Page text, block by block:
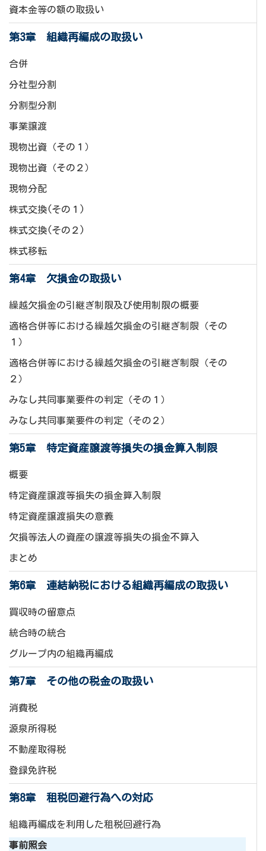
資本金等の額の取扱い
第3章 組織再編成の取扱い
合併
分社型分割
分割型分割
事業譲渡
現物出資（その１）
現物出資（その２）
現物分配
株式交換(その１)
株式交換(その２)
株式移転
第4章 欠損金の取扱い
繰越欠損金の引継ぎ制限及び使用制限の概要
適格合併等における繰越欠損金の引継ぎ制限（その
１）
適格合併等における繰越欠損金の引継ぎ制限（その
２）
みなし共同事業要件の判定（その１）
みなし共同事業要件の判定（その２）
第5章 特定資産譲渡等損失の損金算入制限
概要
特定資産譲渡等損失の損金算入制限
特定資産譲渡損失の意義
欠損等法人の資産の譲渡等損失の損金不算入
まとめ
第6章 連結納税における組織再編成の取扱い
買収時の留意点
統合時の統合
グループ内の組織再編成
第7章 その他の税金の取扱い
消費税
源泉所得税
不動産取得税
登録免許税
第8章 租税回避行為への対応
組織再編成を利用した租税回避行為
事前照会